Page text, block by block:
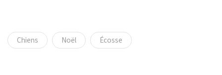
Chiens Noël Écosse